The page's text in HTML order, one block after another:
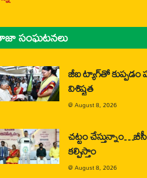
సంఘటనలు
జీఐ ట్యాగ్‌తో కుప్పడం
విశిష్టత
@August 8, 2026
చట్టం
కల్పిస్తాం
@August 8, 2026